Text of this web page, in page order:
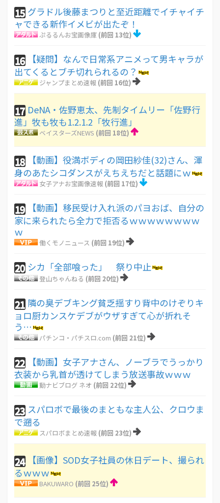
15 グラドル後藤まつりと至近距離でイチャイチ
ャできる新作イメビが出たぞ！
ぷるるんお宝画像庫 (前回 13位)
16
【疑問】なんで日常系アニメって男キャラが
出てくるとブチ切れられるの？
ジャンプまとめ速報 (前回 16位)
17 DeNA・佐野恵太、先制タイムリー「佐野行
進」牧も牧も1.2.1.2「牧行進」
ベイスターズNEWS (前回 18位)
18
【動画】役満ボディの岡田紗佳(32)さん、渾
身のあたシコダンスがえちえちだと話題にｗ
女子アナお宝画像速報 (前回 17位)
19
【動画】移民受け入れ派のパヨおば、自分の
家に来られたら全力で拒否るｗｗｗｗｗｗｗｗ
ｗ
働くモノニュース (前回 19位)
20 シカ「全部喰った」 祭り中止
登山ちゃんねる (前回 20位)
21 隣の臭デブキング貧乏揺すり背中のけぞりキ
ョロ厨カンスケデブがウザすぎて心が折れそ
う…
パチンコ・パチスロ.com (前回 21位)
22
【動画】女子アナさん、ノーブラでうっかり
衣装から乳首が透けてしまう放送事故ｗｗｗ
動ナビブログ ネオ (前回 22位)
23 スパロボで最後のまともな主人公、クロウま
で遡る
スパロボまとめ速報 (前回 23位)
24
【画像】SOD女子社員の休日デート、撮られ
るｗｗｗ
BAKUWARO (前回 25位)